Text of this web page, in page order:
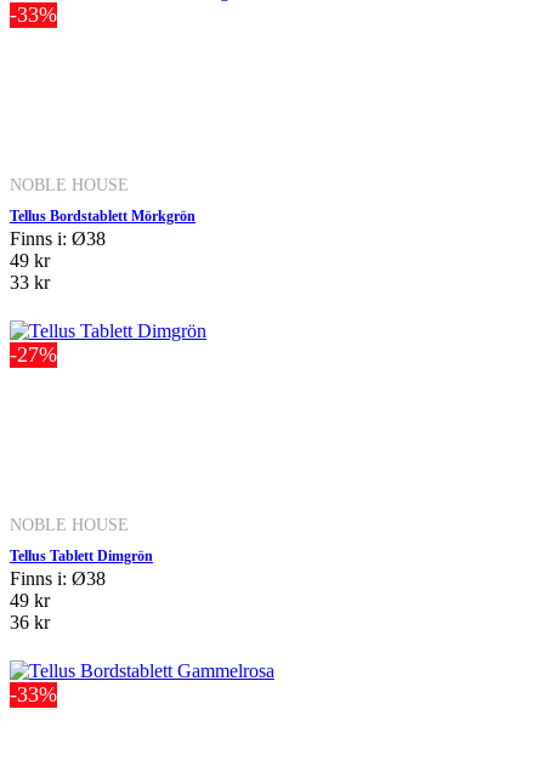
-33%
NOBLE HOUSE
Tellus Bordstablett Mörkgrön
Finns i: Ø38
49 kr
33 kr
-27%
NOBLE HOUSE
Tellus Tablett Dimgrön
Finns i: Ø38
49 kr
36 kr
-33%